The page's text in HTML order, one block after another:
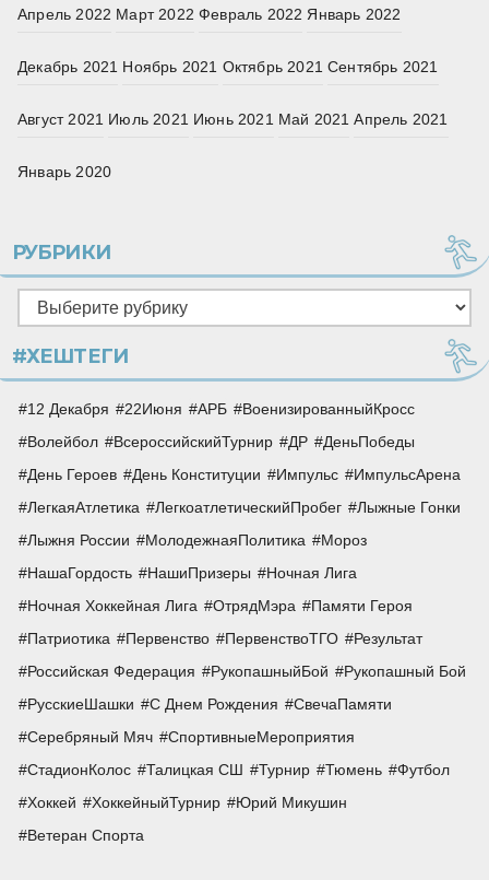
Апрель 2022 Март 2022 Февраль 2022 Январь 2022
Декабрь 2021 Ноябрь 2021 Октябрь 2021 Сентябрь 2021
Август 2021 Июль 2021 Июнь 2021 Май 2021 Апрель 2021
Январь 2020
РУБРИКИ
Рубрики
#ХЕШТЕГИ
12 Декабря 22Июня АРБ
ВоенизированныйКросс
Волейбол
ВсероссийскийТурнир ДР
ДеньПобеды
День Героев
День Конституции Импульс
ИмпульсАрена
ЛегкаяАтлетика
ЛегкоатлетическийПробег
Лыжные Гонки
Лыжня России
МолодежнаяПолитика
Мороз
НашаГордость
НашиПризеры
Ночная Лига
Ночная Хоккейная Лига
ОтрядМэра
Памяти Героя
Патриотика
Первенство ПервенствоТГО
Результат
Российская Федерация
РукопашныйБой
Рукопашный Бой
РусскиеШашки
С Днем Рождения
СвечаПамяти
Серебряный Мяч
СпортивныеМероприятия
СтадионКолос
Талицкая СШ Турнир Тюмень
Футбол
Хоккей
ХоккейныйТурнир
Юрий Микушин
Ветеран Спорта